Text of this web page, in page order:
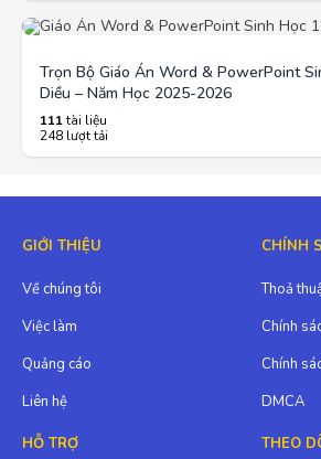
Trọn Bộ Giáo Án Word & PowerPoint
Diều – Năm Học 2025-2026
111tài liệu
248 lượt tải
GIỚI THIỆU
Về chúng tôi
Việc làm
Quảng cáo
Liên hệ
CHÍNH
Thoả
Chính
Chính
DMCA
HỖ TRỢ THEO